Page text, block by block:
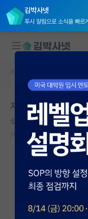
김박사넷
푸시 알림으로 소식을 빠르게
대학원생 모집
국내대학원 정보
연구실&오픈랩
커뮤니티
커뮤니티 홈
전체글보기
베스트 게시판
커뮤니티 홈
지거국에서 상위대
성실한 제인 오스틴
2024.10.03 23 3118